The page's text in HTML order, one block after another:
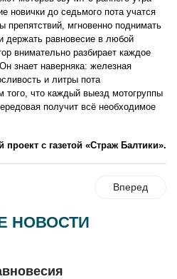
новички до седьмого пота учатся
препятствий, мгновенно поднимать
держать равновесие в любой
внимательно разбирает каждое
знает наверняка: железная
и литры пота
того, что каждый выезд мотогруппы
получит всё необходимое
с газетой «Страж Балтики».
Вперед
НОВОСТИ